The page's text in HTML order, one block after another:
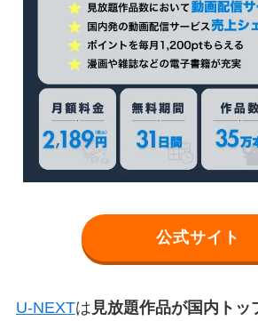
公式サイト
U-NEXTは 見放題作品が国内トッ